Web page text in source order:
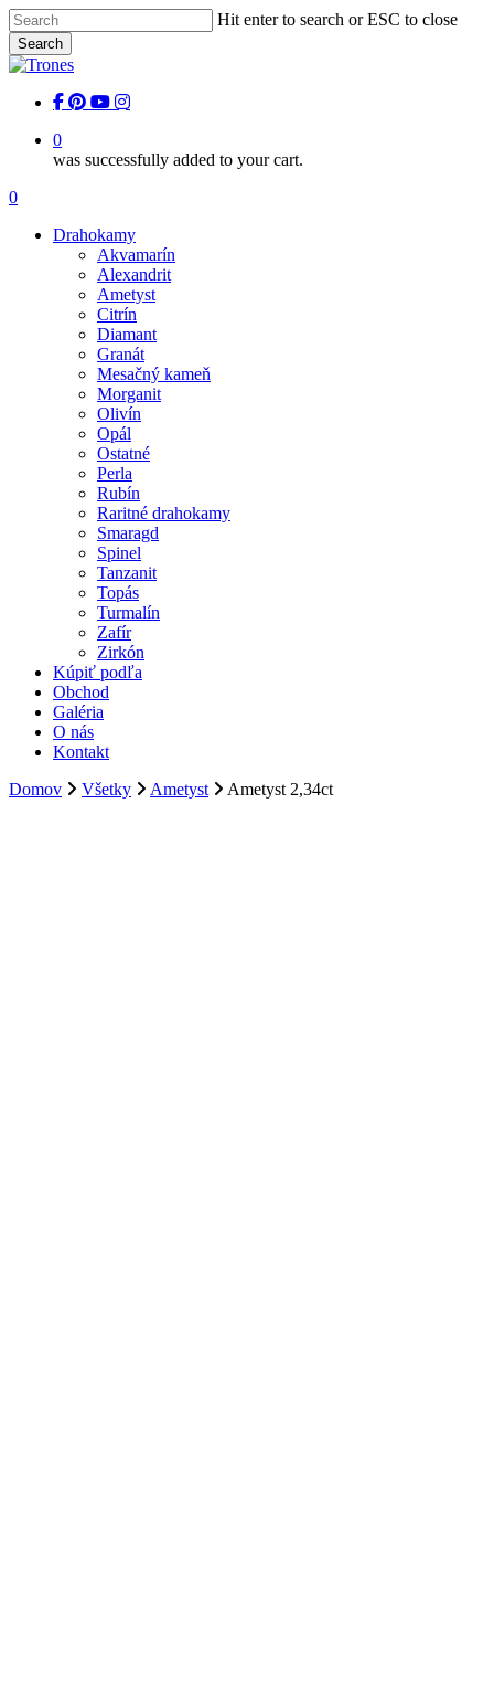
Skip
to
main
content
Hit enter to search or ESC to close
Search
Close
facebook
pinterest
youtubeinstagram
0
was successfully added to your cart.
Menu
0
Drahokamy
Akvamarín
Alexandrit
Ametyst
Citrín
Diamant
Granát
Mesačný kameň
Morganit
Olivín
Opál
Ostatné
Perla
Rubín
Raritné drahokamy
Smaragd
Spinel
Tanzanit
Topás
Turmalín
Zafír
Zirkón
Kúpiť podľa
Obchod
Galéria
O nás
Kontakt
Domov
Všetky Ametyst Ametyst 2,34ct